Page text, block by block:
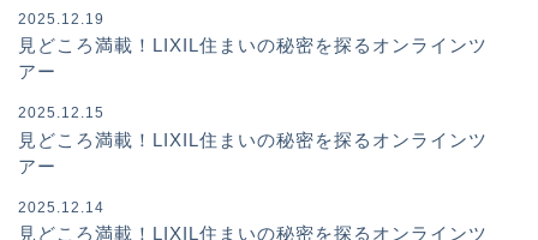
2025.12.19
見どころ満載！LIXIL住まいの秘密を探るオンラインツ
アー
2025.12.15
見どころ満載！LIXIL住まいの秘密を探るオンラインツ
アー
2025.12.14
見どころ満載！LIXIL住まいの秘密を探るオンラインツ